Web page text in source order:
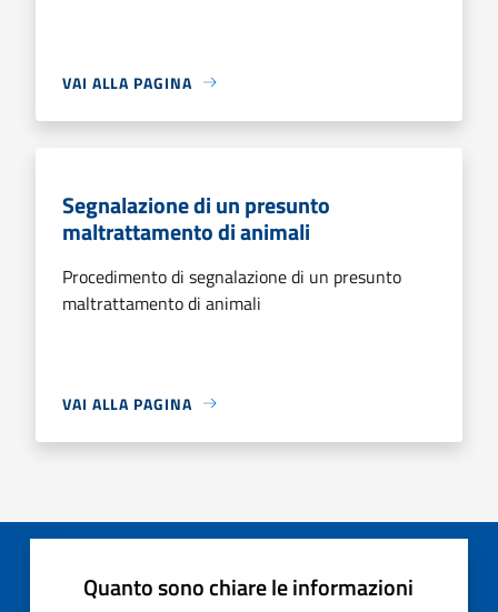
VAI ALLA PAGINA
Segnalazione di un presunto
maltrattamento di animali
Procedimento di segnalazione di un presunto
maltrattamento di animali
VAI ALLA PAGINA
Quanto sono chiare le informazioni